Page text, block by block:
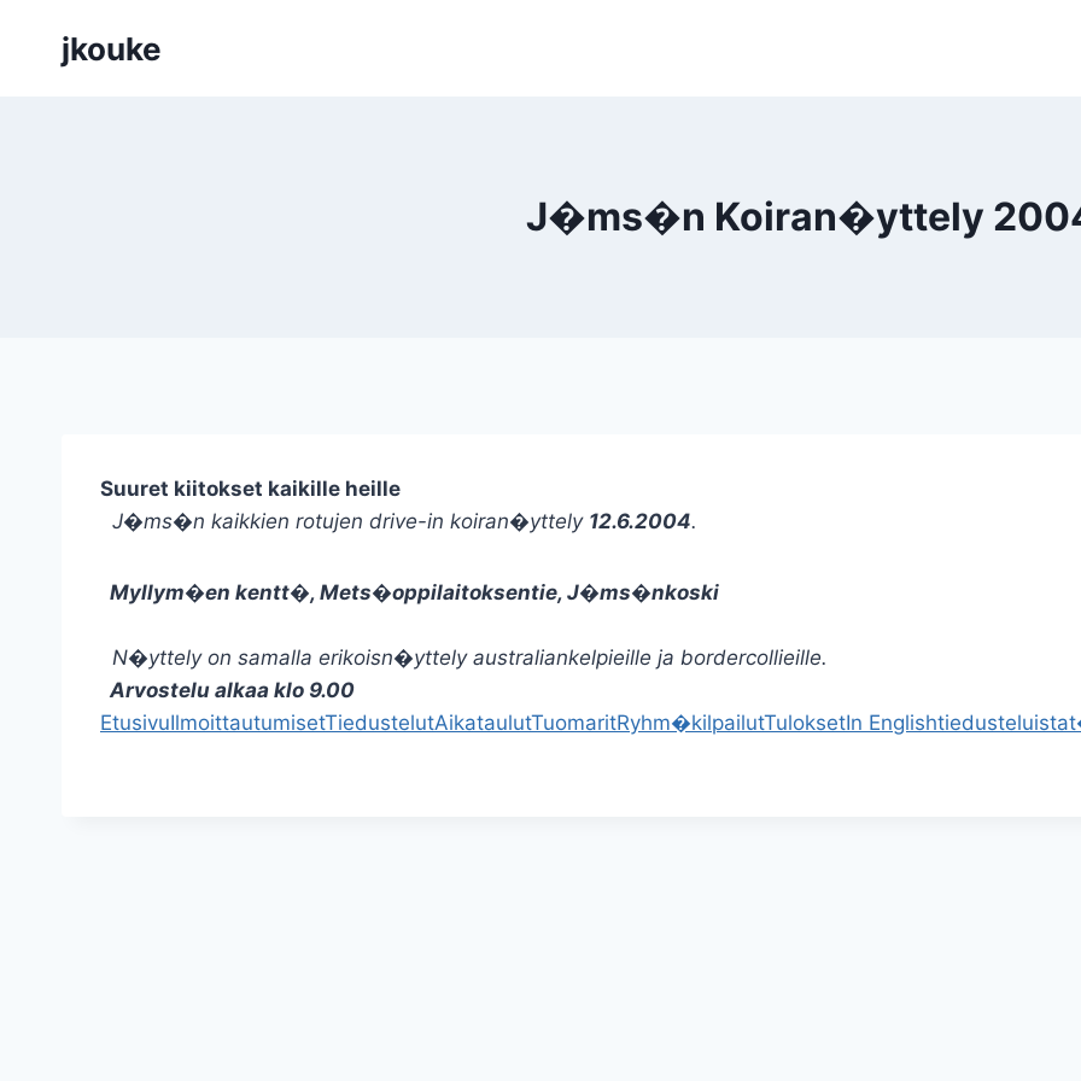
sisältöönjkouke
J�ms�n Koiran�yttely
Suuret kiitokset kaikille heille
J�ms�n kaikkien rotujen drive-in koiran�yttely 12.6.2004.
Myllym�en kentt�, Mets�oppilaitoksentie, J�ms�nkoski
N�yttely on samalla erikoisn�yttely australiankelpieille ja bordercollieille.
Arvostelu alkaa klo 9.00
EtusivuIlmoittautumisetTiedustelutAikataulutTuomaritRyhm�kilpailutTuloksetIn Englishtiedusteluista